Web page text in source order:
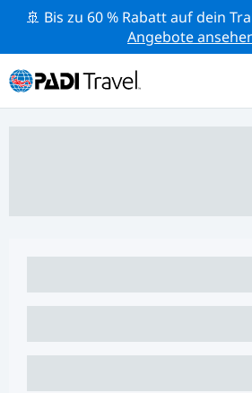
🚢 Bis zu 60 % Rabatt auf dein
Angebote